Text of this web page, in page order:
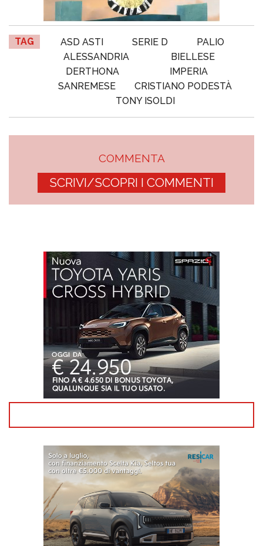
TAG ASD ASTI SERIE D
PALIO
ALESSANDRIA
BIELLESE
DERTHONA
IMPERIA
SANREMESE
CRISTIANO PODESTÀ
TONY ISOLDI
COMMENTA
SCRIVI/SCOPRI I COMMENTI